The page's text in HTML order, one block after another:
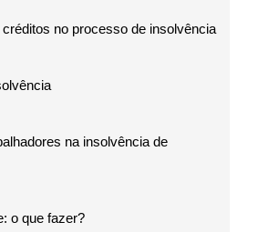
no processo de insolvência
na insolvência de
o que fazer?